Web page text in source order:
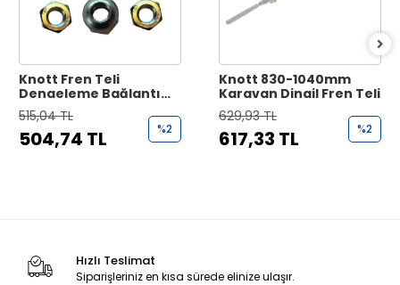
Knott Fren Teli
Dengeleme Bağlantı
Aparatı
515,04 TL
504,74 TL %2
Knott 830-1040mm
Karavan Dingil Fren Teli
629,93 TL
617,33 TL %2
Hızlı Teslimat
Siparişleriniz en kısa sürede elinize ulaşır.